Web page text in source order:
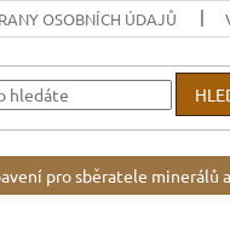
OSOBNÍCH ÚDAJŮ
pro sběratele minerálů